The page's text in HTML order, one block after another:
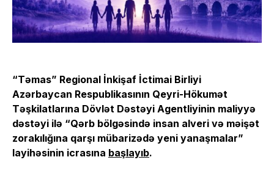
“Təmas” Regional İnkişaf İctimai Birliyi
Azərbaycan Respublikasının Qeyri-Hökumət
Təşkilatlarına Dövlət Dəstəyi Agentliyinin maliyyə
dəstəyi ilə “Qərb bölgəsində insan alveri və məişət
zorakılığına qarşı mübarizədə yeni yanaşmalar”
layihəsinin icrasına başlayıb.